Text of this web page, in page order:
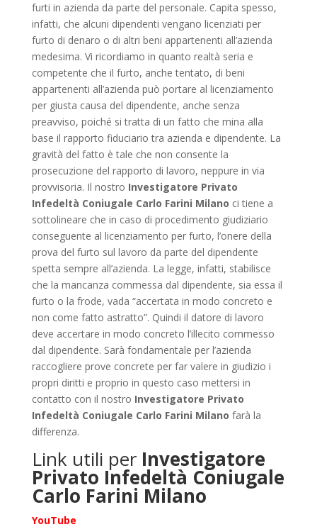
furti in azienda da parte del personale. Capita spesso,
infatti, che alcuni dipendenti vengano licenziati per
furto di denaro o di altri beni appartenenti all’azienda
medesima. Vi ricordiamo in quanto realtà seria e
competente che il furto, anche tentato, di beni
appartenenti all’azienda può portare al licenziamento
per giusta causa del dipendente, anche senza
preavviso, poiché si tratta di un fatto che mina alla
base il rapporto fiduciario tra azienda e dipendente. La
gravità del fatto è tale che non consente la
prosecuzione del rapporto di lavoro, neppure in via
provvisoria. Il nostro Investigatore Privato
Infedeltà Coniugale Carlo Farini Milano ci tiene a
sottolineare che in caso di procedimento giudiziario
conseguente al licenziamento per furto, l’onere della
prova del furto sul lavoro da parte del dipendente
spetta sempre all’azienda. La legge, infatti, stabilisce
che la mancanza commessa dal dipendente, sia essa il
furto o la frode, vada “accertata in modo concreto e
non come fatto astratto”. Quindi il datore di lavoro
deve accertare in modo concreto l’illecito commesso
dal dipendente. Sarà fondamentale per l’azienda
raccogliere prove concrete per far valere in giudizio i
propri diritti e proprio in questo caso mettersi in
contatto con il nostro Investigatore Privato
Infedeltà Coniugale Carlo Farini Milano farà la
differenza.
Link utili per Investigatore
Privato Infedeltà Coniugale
Carlo Farini Milano
YouTube